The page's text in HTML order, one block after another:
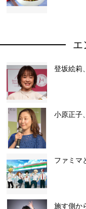
エ
登坂絵莉
小原正子
ファミマ
施す側か